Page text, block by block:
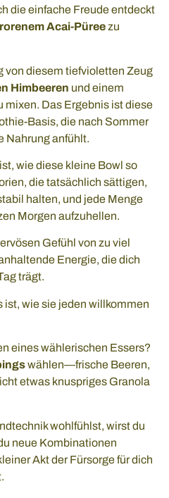
die einfache Freude entdeckt
Acai-Püreezu
von diesem tiefvioletten Zeug
Himbeeren und einem
mixen. Das Ergebnis ist diese
Basis, die nach Sommer
Nahrung anfühlt.
wie diese kleine Bowl so
die tatsächlich sättigen,
halten, und jede Menge
Morgen aufzuhellen.
Gefühl von zu viel
Energie, die dich
trägt.
ist, wie sie jeden willkommen
eines wählerischen Essers?
wählen—frische Beeren,
etwas knuspriges Granola
wohlfühlst, wirst du
neue Kombinationen
Akt der Fürsorge für dich